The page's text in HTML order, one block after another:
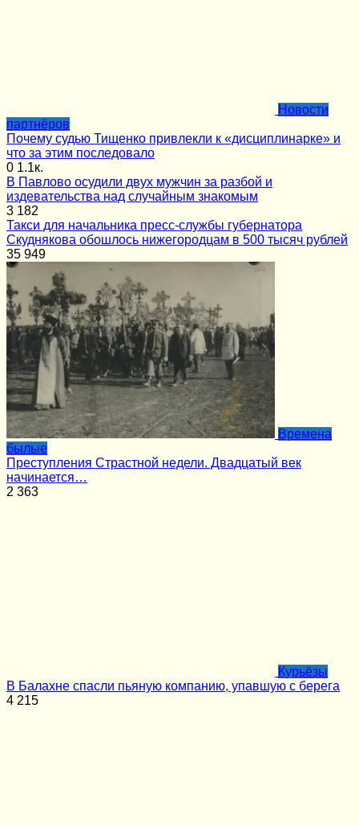
Новости
партнёров
Почему судью Тищенко привлекли к «дисциплинарке» и
что за этим последовало
0 1.1к.
В Павлово осудили двух мужчин за разбой и
издевательства над случайным знакомым
3 182
Такси для начальника пресс-службы губернатора
Скуднякова обошлось нижегородцам в 500 тысяч рублей
35 949
Времена
былые
Преступления Страстной недели. Двадцатый век
начинается…
2 363
Курьёзы
В Балахне спасли пьяную компанию, упавшую с берега
4 215